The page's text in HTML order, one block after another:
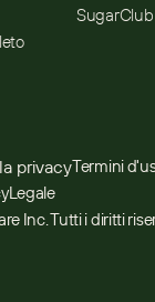
SugarClub
privacyTermini
Legale
Inc. Tutti i diritti